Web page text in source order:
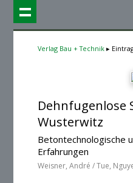
Verlag Bau + Technik
Dehnfugenlose
Wusterwitz
Betontechnologische
Erfahrungen
Weisner, André / Tue,